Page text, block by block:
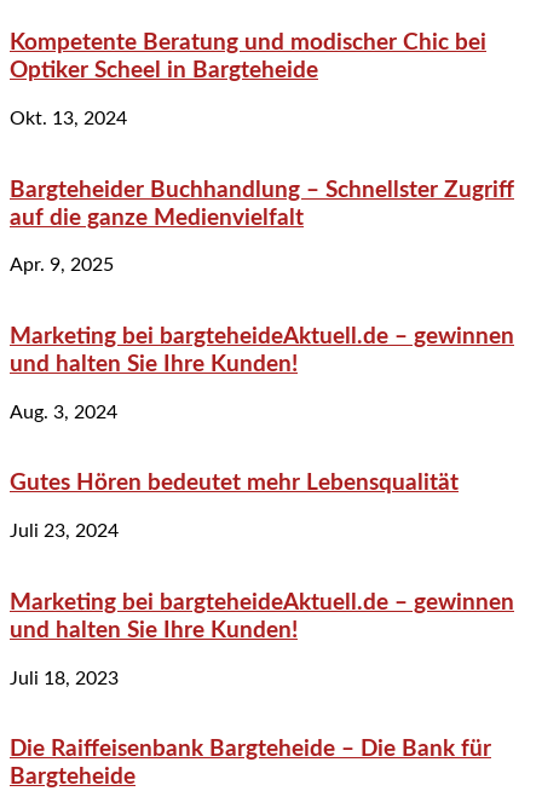
Kompetente Beratung und modischer Chic bei
Optiker Scheel in Bargteheide
Okt. 13, 2024
Bargteheider Buchhandlung – Schnellster Zugriff
auf die ganze Medienvielfalt
Apr. 9, 2025
Marketing bei bargteheideAktuell.de – gewinnen
und halten Sie Ihre Kunden!
Aug. 3, 2024
Gutes Hören bedeutet mehr Lebensqualität
Juli 23, 2024
Marketing bei bargteheideAktuell.de – gewinnen
und halten Sie Ihre Kunden!
Juli 18, 2023
Die Raiffeisenbank Bargteheide – Die Bank für
Bargteheide